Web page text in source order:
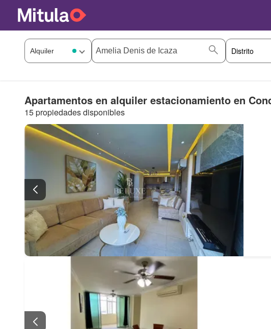
Apartamentos en alquiler estacionamiento en
15 propiedades disponibles